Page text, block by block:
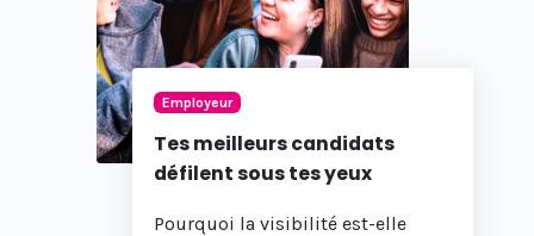
Employeur
Tes meilleurs candidats
défilent sous tes yeux
Pourquoi la visibilité est-elle